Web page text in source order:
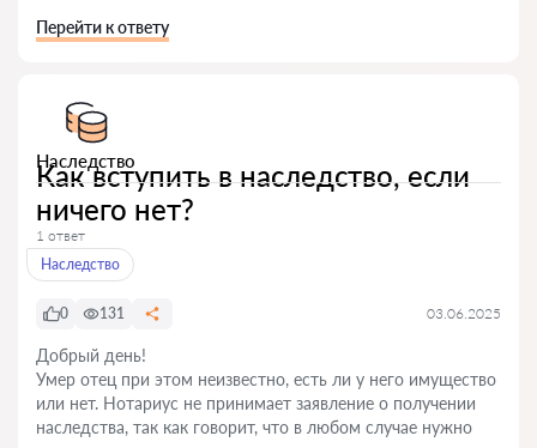
Перейти к ответу
Наследство
Как вступить в наследство, если
ничего нет?
1 ответ
Наследство
0 131 03.06.2025
Добрый день!
Умер отец при этом неизвестно, есть ли у него имущество
или нет. Нотариус не принимает заявление о получении
наследства, так как говорит, что в любом случае нужно